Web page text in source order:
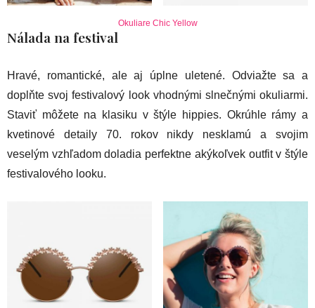
Okuliare Chic Yellow
Nálada na festival
Hravé, romantické, ale aj úplne uletené. Odviažte sa a
doplňte svoj festivalový look vhodnými slnečnými okuliarmi.
Staviť môžete na klasiku v štýle hippies. Okrúhle rámy a
kvetinové detaily 70. rokov nikdy nesklamú a svojim
veselým vzhľadom doladia perfektne akýkoľvek outfit v štýle
festivalového looku.